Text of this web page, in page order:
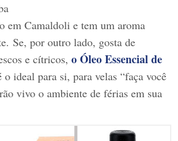
em Camaldoli e tem um aroma
Se, por outro lado, gosta de
e cítricos, o Óleo Essencial de
o ideal para si, para velas “faça você
vivo o ambiente de férias em sua